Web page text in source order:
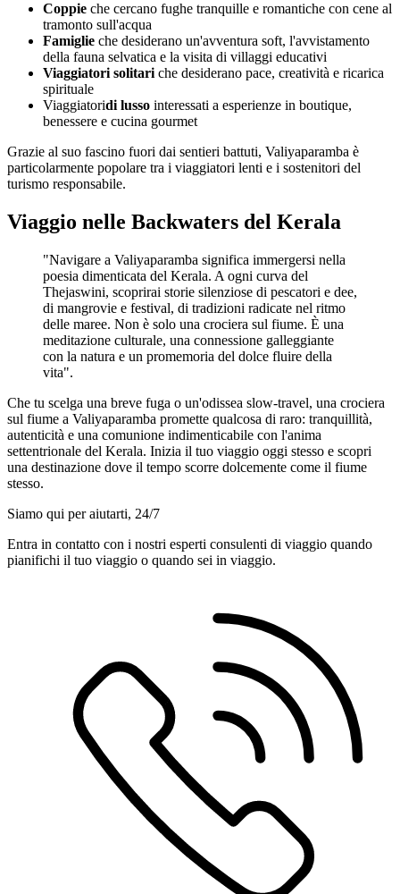
Coppie che cercano fughe tranquille e romantiche con cene al
tramonto sull'acqua
Famiglie che desiderano un'avventura soft, l'avvistamento
della fauna selvatica e la visita di villaggi educativi
Viaggiatori solitariche desiderano pace, creatività e ricarica
spirituale
Viaggiatoridi lusso interessati a esperienze in boutique,
benessere e cucina gourmet
Grazie al suo fascino fuori dai sentieri battuti, Valiyaparamba è
particolarmente popolare tra i viaggiatori lenti e i sostenitori del
turismo responsabile.
Viaggio nelle Backwaters del Kerala
"Navigare a Valiyaparamba significa immergersi nella
poesia dimenticata del Kerala. A ogni curva del
Thejaswini, scoprirai storie silenziose di pescatori e dee,
di mangrovie e festival, di tradizioni radicate nel ritmo
delle maree. Non è solo una crociera sul fiume. È una
meditazione culturale, una connessione galleggiante
con la natura e un promemoria del dolce fluire della
vita".
Che tu scelga una breve fuga o un'odissea slow-travel, una crociera
sul fiume a Valiyaparamba promette qualcosa di raro: tranquillità,
autenticità e una comunione indimenticabile con l'anima
settentrionale del Kerala. Inizia il tuo viaggio oggi stesso e scopri
una destinazione dove il tempo scorre dolcemente come il fiume
stesso.
Siamo qui per aiutarti, 24/7
Entra in contatto con i nostri esperti consulenti di viaggio quando
pianifichi il tuo viaggio o quando sei in viaggio.